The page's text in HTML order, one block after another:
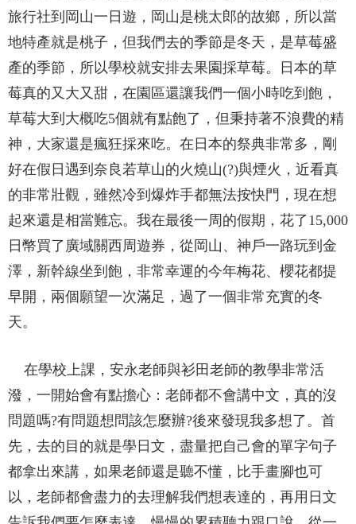
旅行社到岡山一日遊，岡山是桃太郎的故鄉，所以當
地特產就是桃子，但我們去的季節是冬天，是草莓盛
產的季節，所以學校就安排去果園採草莓。日本的草
莓真的又大又甜，在園區還讓我們一個小時吃到飽，
草莓大到大概吃5個就有點飽了，但秉持著不浪費的精
神，大家還是瘋狂採來吃。在日本的祭典非常多，剛
好在假日遇到奈良若草山的火燒山(?)與煙火，近看真
的非常壯觀，雖然冷到爆炸手都無法按快門，現在想
起來還是相當難忘。我在最後一周的假期，花了15,000
日幣買了廣域關西周遊券，從岡山、神戶一路玩到金
澤，新幹線坐到飽，非常幸運的今年梅花、櫻花都提
早開，兩個願望一次滿足，過了一個非常充實的冬
天。
在學校上課，安永老師與衫田老師的教學非常活
潑，一開始會有點擔心：老師都不會講中文，真的沒
問題嗎?有問題想問該怎麼辦?後來發現我多想了。首
先，去的目的就是學日文，盡量把自己會的單字句子
都拿出來講，如果老師還是聽不懂，比手畫腳也可
以，老師都會盡力的去理解我們想表達的，再用日文